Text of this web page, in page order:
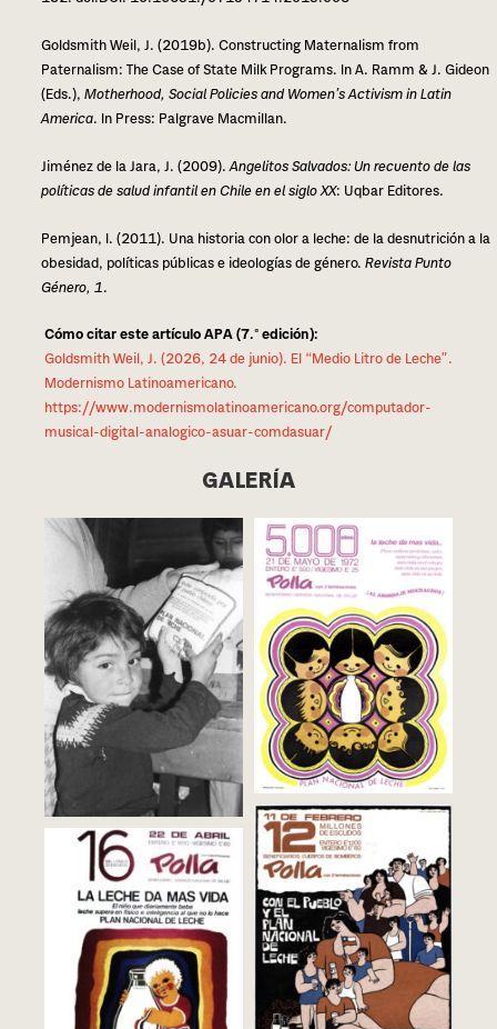
Goldsmith Weil, J. (2019b). Constructing Maternalism from
Paternalism: The Case of State Milk Programs. In A. Ramm & J. Gideon
(Eds.), Motherhood, Social Policies and Women’s Activism in Latin
America. In Press: Palgrave Macmillan.
Jiménez de la Jara, J. (2009).Angelitos Salvados: Un recuen­to de las
polí­ti­cas de salud infan­til en Chile en el siglo XX: Uqbar Editores.
Pemjean, I. (2011). Una his­to­ria con olor a leche: de la des­nu­tri­ción a la
obe­si­dad, polí­ti­cas públi­cas e ideo­lo­gías de géne­ro. Revista Punto
Género, 1.
Cómo citar este artícu­lo APA (7.ª edi­ción):
Goldsmith Weil, J. (2026, 24 de junio). El “Medio Litro de Leche”.
Modernismo Latinoamericano.
https://www.modernismolatinoamericano.org/computador-
musical-digital-analogico-asuar-comdasuar/
GALERÍA
Niño reci­bien­do leche en el cam­pa­
men­to Nueva Habana (1972).
Fotografía de Amy Conger
Waldo González, Afiches de la Polla
Chilena de Beneficencia (1972).
Portal de Diseño
Waldo González, Afiches de la Polla
Chilena de Beneficencia (1973).
Portal de Diseño
Waldo González, Afiches de la Polla
Chilena de Beneficencia (1973).
Portal de Diseño